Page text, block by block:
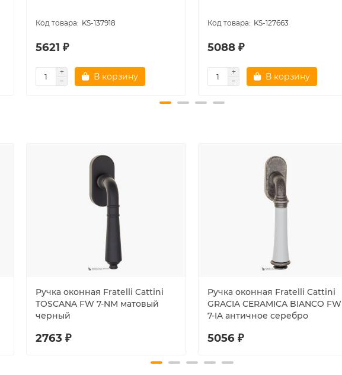
KS-137918
5621 ₽
В корзину
KS-127663
5088 ₽
В корзину
Ручка оконная Fratelli Cattini
TOSCANA FW 7-NM матовый
черный
2763 ₽
Ручка оконная Fratelli Cattini
GRACIA CERAMICA BIANCO FW
7-IA античное серебро
5056 ₽